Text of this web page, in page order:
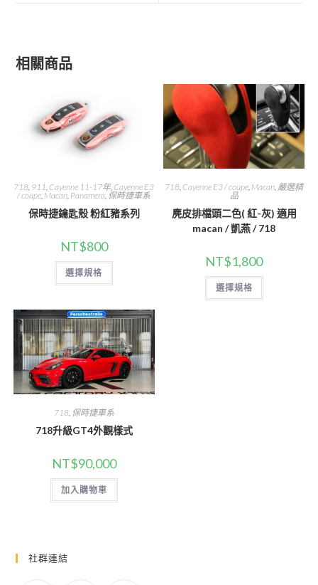
相關商品
718, 911, Cayenne 11-17年, Cayenne E3
/ coupe, Macan, Panamera, 保時捷車系
保時捷鑰匙殼 粉紅豬系列
NT$800
選擇規格
此
品
種
款
式。
可
在
產
品
頁
面
擇
選
項
718, Cayenne E3 / coupe, Macan, 嚴選精
品
麂皮排檔頭二色( 紅-灰) 適用
macan / 凱燕 / 718
NT$1,800
選擇規格
此
品
718, 保時捷車系
718升級GT4外觀樣式
NT$90,000
加入購物車
社群連結